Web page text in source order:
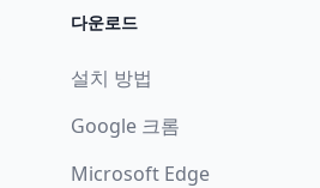
다운로드
설치 방법
Google 크롬
Microsoft Edge